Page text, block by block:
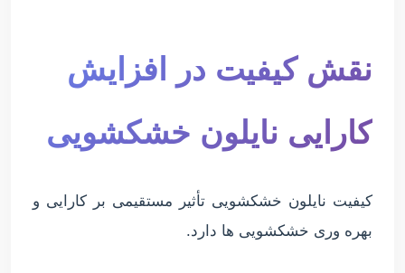
نقش کیفیت در افزایش
کارایی نایلون خشکشویی
کیفیت نایلون خشکشویی تأثیر مستقیمی بر کارایی و
بهره وری خشکشویی ها دارد.